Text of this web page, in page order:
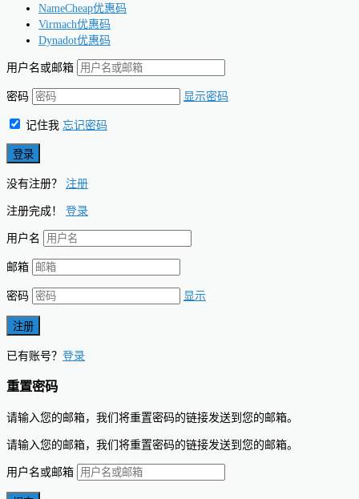
NameCheap优惠码
Virmach优惠码
Dynadot优惠码
用户名或邮箱
密码 显示密码
记住我 忘记密码
没有注册？ 注册
注册完成！ 登录
用户名
邮箱
密码 显示
已有账号？ 登录
重置密码
请输入您的邮箱，我们将重置密码的链接发送到您的邮箱。
请输入您的邮箱，我们将重置密码的链接发送到您的邮箱。
用户名或邮箱